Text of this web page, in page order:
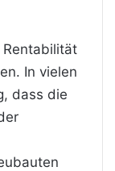
In vielen
dass die